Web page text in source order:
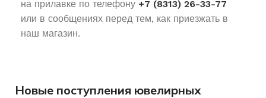
на прилавке по телефону +7 (8313) 26-33-77
или в сообщениях перед тем, как приезжать в
наш магазин.
Новые поступления ювелирных